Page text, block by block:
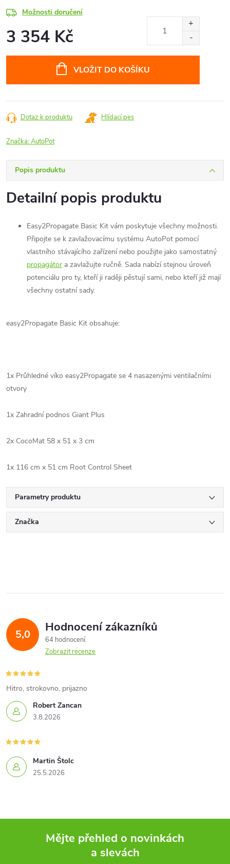
Možnosti doručení
3 354 Kč
VLOŽIT DO KOŠÍKU
Dotaz k produktu Hlídací pes
Značka:AutoPot
Popis produktu
Detailní popis produktu
Easy2Propagate Basic Kit vám poskytuje všechny možnosti.
Připojte se k zavlažovacímu systému AutoPot pomocí
vlastního stávajícího zařízení nebo použijte jako samostatný
propagátor a zavlažujte ručně. Sada nabízí stejnou úroveň
potenciálu pro ty, kteří ji raději pěstují sami, nebo kteří již mají
všechny ostatní sady.
easy2Propagate Basic Kit obsahuje:
1x Průhledné víko easy2Propagate se 4 nasazenými ventilačními
otvory
1x Zahradní podnos Giant Plus
2x CocoMat 58 x 51 x 3 cm
1x 116 cm x 51 cm Root Control Sheet
Parametry produktu
Značka
5,0 Hodnocení zákazníků
64 hodnocení
Zobrazit recenze
Robert Zancan
3.8.2026
Hitro, strokovno, prijazno
Martin Štolc
25.5.2026
Mějte přehled o novinkách
a slevách